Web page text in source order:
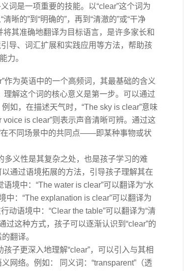
词是一项重要的技能。以“clear”这个词为
晰的”到“明确的”，再到“清澈的”或“干净
其准确地翻译为目标语言，是许多家长和
导、词汇扩展和实践应用等方法，帮助孩
力。
作为英语中的一个高频词，其最基础的含义
理解这个词的核心意义是第一步。可以通过
如，在描述天气时，“The sky is clear”意味
is clear”则表示声音清晰可辨。通过这
在不同场景中的共同点——即某种事物或状
多义性是其复杂之处，也是孩子学习的难
通过语境拓展的方法，引导孩子理解其在
境中：“The water is clear”可以翻译为“水
中：“The explanation is clear”可以翻译为
动语境中：“Clear the table”可以翻译为“清
过这种方式，孩子可以逐渐认识到“clear”的
翻译。
子更深入地理解“clear”，可以引入与其相
网络。例如： 同义词：“transparent”（透